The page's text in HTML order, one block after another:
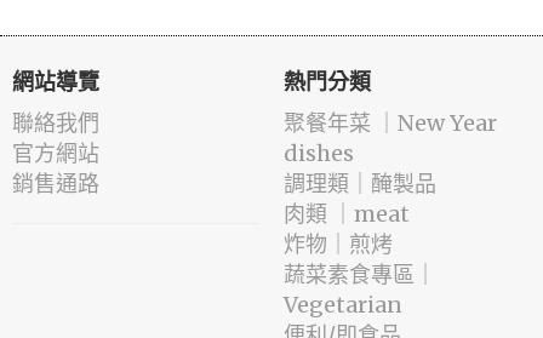
網站導覽
聯絡我們
官方網站
銷售通路
熱門分類
️聚餐年菜 ｜New Year
dishes
️調理類｜醃製品
肉類 ｜meat
️炸物｜煎烤
蔬菜素食專區｜
Vegetarian